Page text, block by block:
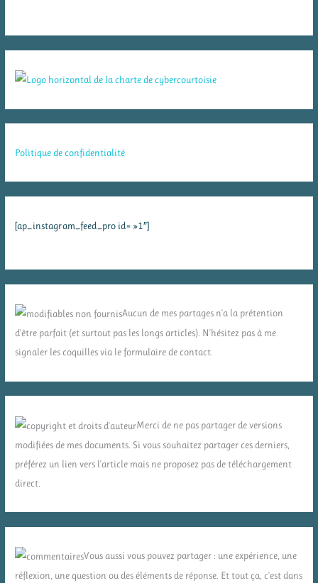
Politique de confidentialité
[ap_instagram_feed_pro id= »1″]
Aucun de mes partages n'a la prétention
d'être parfait (et surtout pas les longs articles). N'hésitez pas à me
signaler les coquilles via le formulaire de contact.
Merci de ne pas partager de versions
modifiées de mes documents. Si vous souhaitez partager ces derniers,
préférez un lien vers l'article mais ne proposez pas de téléchargement
direct.
Vous aussi vous pouvez partager : une expérience, une
réflexion, une question ou des éléments de réponse. Et tout ça, c'est dans